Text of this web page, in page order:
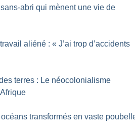
abri qui mènent une vie de
aliéné : « J’ai trop d’accidents
terres : Le néocolonialisme
transformés en vaste